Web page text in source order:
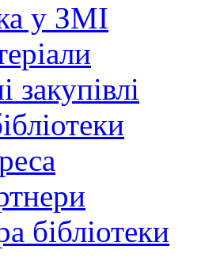
у ЗМІ
закупівлі
бібліотеки